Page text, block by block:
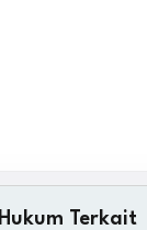
Terkait